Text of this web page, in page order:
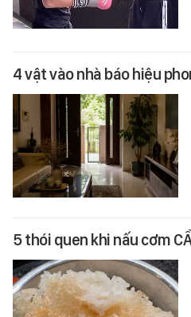
4 vật vào nhà báo hiệu
5 thói quen khi nấu cơm